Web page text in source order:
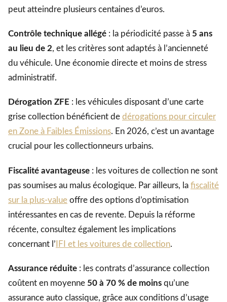
peut atteindre plusieurs centaines d’euros.
Contrôle technique allégé : la périodicité passe à 5 ans
au lieu de 2, et les critères sont adaptés à l’ancienneté
du véhicule. Une économie directe et moins de stress
administratif.
Dérogation ZFE : les véhicules disposant d’une carte
grise collection bénéficient de dérogations pour circuler
en Zone à Faibles Émissions. En 2026, c’est un avantage
crucial pour les collectionneurs urbains.
Fiscalité avantageuse : les voitures de collection ne sont
pas soumises au malus écologique. Par ailleurs, la fiscalité
sur la plus-value offre des options d’optimisation
intéressantes en cas de revente. Depuis la réforme
récente, consultez également les implications
concernant l’ IFI et les voitures de collection.
Assurance réduite : les contrats d’assurance collection
coûtent en moyenne 50 à 70 % de moins qu’une
assurance auto classique, grâce aux conditions d’usage